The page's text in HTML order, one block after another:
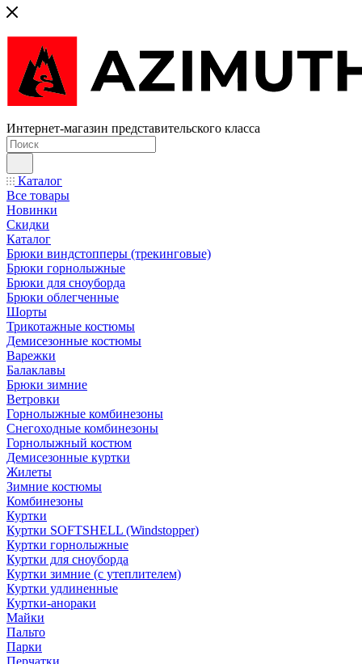
Интернет-магазин представительского класса
Каталог
Все товары
Новинки
Скидки
Каталог
Брюки виндстопперы (трекинговые)
Брюки горнолыжные
Брюки для сноуборда
Брюки облегченные
Шорты
Трикотажные костюмы
Демисезонные костюмы
Варежки
Балаклавы
Брюки зимние
Ветровки
Горнолыжные комбинезоны
Снегоходные комбинезоны
Горнолыжный костюм
Демисезонные куртки
Жилеты
Зимние костюмы
Комбинезоны
Куртки
Куртки SOFTSHELL (Windstopper)
Куртки горнолыжные
Куртки для сноуборда
Куртки зимние (с утеплителем)
Куртки удлиненные
Куртки-анораки
Майки
Пальто
Парки
Перчатки